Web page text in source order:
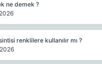
ne demek ?
renklilere kullanılır mı ?